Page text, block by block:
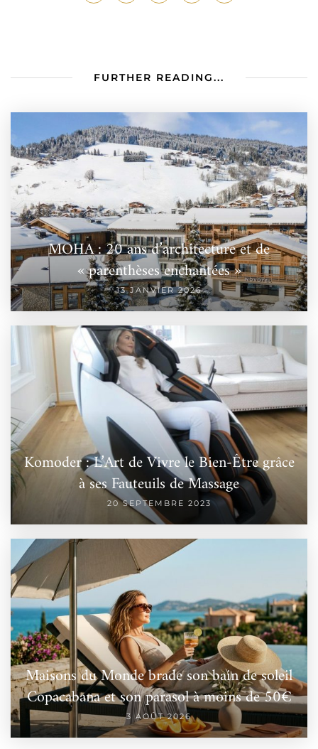
FURTHER READING...
MOHA : 20 ans d’architecture et de
« parenthèses enchantées »
13 JANVIER 2026
Komoder : L’Art de Vivre le Bien-Être grâce
à ses Fauteuils de Massage
20 SEPTEMBRE 2023
Maisons du Monde brade son bain de soleil
Copacabana et son parasol à moins de 50€
3 AOÛT 2026